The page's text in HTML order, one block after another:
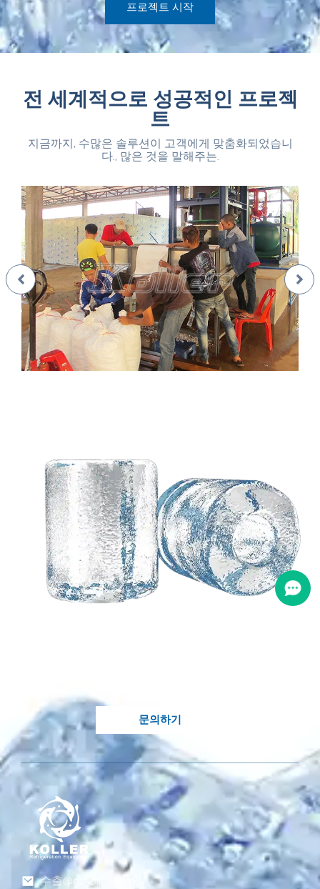
프로젝트 시작
전 세계적으로 성공적인 프로젝
트
지금까지, 수많은 솔루션이 고객에게 맞춤화되었습니
다., 많은 것을 말해주는.
귀하의 아이디어를 기반
으로 한 맞춤형 솔루션이
문의하기
수출@gzkoller.com